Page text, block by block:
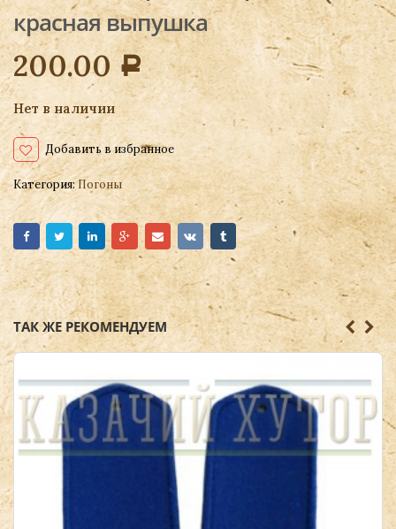
красная выпушка
200.00Р
Нет в наличии
Добавить в избранное
Категория:Погоны
ТАК ЖЕ РЕКОМЕНДУЕМ